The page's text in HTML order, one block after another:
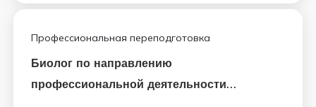
Профессиональная переподготовка
Биолог по направлению
профессиональной деятельности